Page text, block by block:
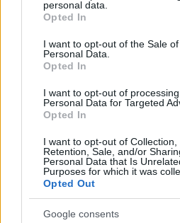
personal data.
Opted In
I want to opt-out of the Sale
Personal Data.
Opted In
I want to opt-out of
Personal Data for Targeted
Opted In
I want to opt-out of Collection,
Retention, Sale, and/or
Personal Data that Is
Purposes for which it was
Opted Out
Google consents
SEDUTE SATIRICHE
Vignetta del 07/